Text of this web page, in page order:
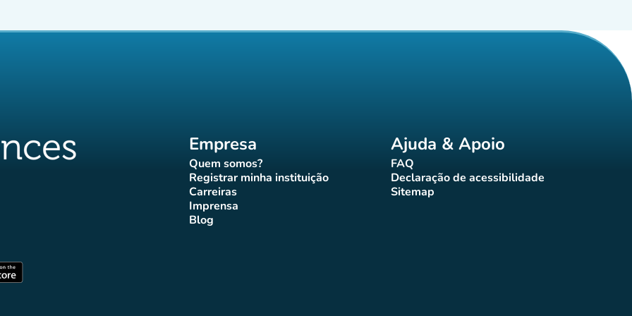
separador)
Empresa
Quem somos?(novo separador)
Registrar minha instituição
(novo separador)
Carreiras(novo separador)
Imprensa(novo separador)
Blog(novo separador)
Ajuda & Apoio
FAQ(novo separador)
Declaração de acessibilidade
(novo separador)
Sitemap(novo separador)